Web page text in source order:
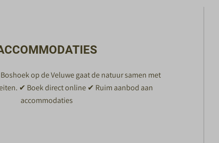
op de Veluwe gaat de natuur samen met
✔ Boek direct online ✔ Ruim aanbod aan
accommodaties